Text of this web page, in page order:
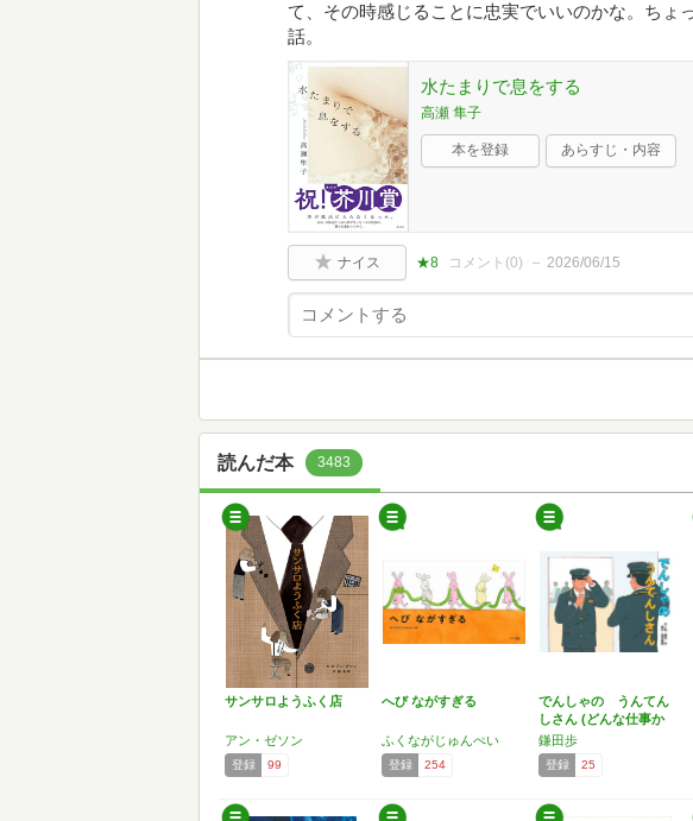
て、その時感じることに忠実でいいのかな。ちょ
話。
水たまりで息をする
高瀬 隼子
本を登録 あらすじ・内容
ナイス ★8 コメント(0) 2026/06/15
読んだ本 3483
サンサロようふく店
アン・ゼソン
登録 99
へび ながすぎる
ふくながじゅんぺい
登録 254
でんしゃの うんてん
しさん (どんな仕事か
な…
鎌田歩
登録 25